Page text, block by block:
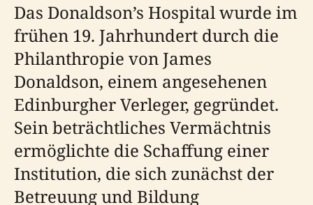
Das Donaldson’s Hospital wurde im
frühen 19. Jahrhundert durch die
Philanthropie von James
Donaldson, einem angesehenen
Edinburgher Verleger, gegründet.
Sein beträchtliches Vermächtnis
ermöglichte die Schaffung einer
Institution, die sich zunächst der
Betreuung und Bildung